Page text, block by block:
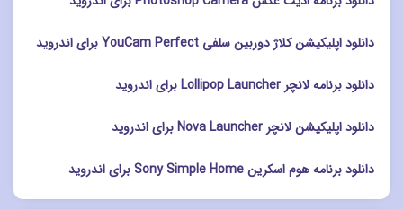
دانلود اپلیکیشن کلاژ دوربین سلفی YouCam Perfect برای اندروید
دانلود برنامه لانچر Lollipop Launcher برای اندروید
دانلود اپلیکیشن لانچر Nova Launcher برای اندروید
دانلود برنامه هوم اسکرین Sony Simple Home برای اندروید